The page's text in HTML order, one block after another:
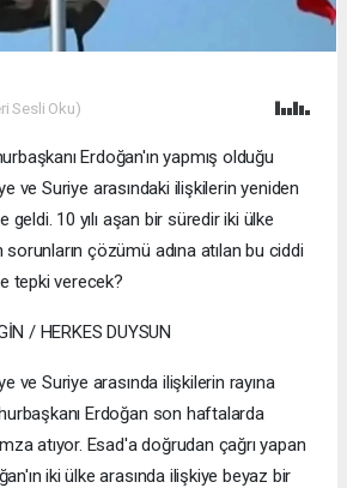
Sesli Oku)
Erdoğan'ın yapmış olduğu
ve Suriye arasındaki ilişkilerin yeniden
10 yılı aşan bir süredir iki ülke
çözümü adına atılan bu ciddi
tepki verecek?
/ HERKES DUYSUN
ve Suriye arasında ilişkilerin rayına
Erdoğan son haftalarda
atıyor. Esad'a doğrudan çağrı yapan
iki ülke arasında ilişkiye beyaz bir